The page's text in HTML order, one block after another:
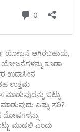
ಯೋಜನೆ ಆಗಿರಬಹುದು,
ಕೂಡಾ
ಉದಾಸೀನ
ಉತ್ತಮ
ಬಿಟ್ಟು
ಎಷ್ಟು ಸರಿ?
ದೋಷಗಳನ್ನು
ಮಾಡಲಿ ಎಂದು